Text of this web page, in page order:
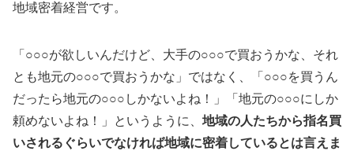
地域密着経営です。
「○○○が欲しいんだけど、大手の○○○で買おうかな、それ
とも地元の○○○で買おうかな」ではなく、「○○○を買うん
だったら地元の○○○しかないよね！」「地元の○○○にしか
頼めないよね！」というように、 地域の人たちから指名買
いされるぐらいでなければ地域に密着しているとは言えま